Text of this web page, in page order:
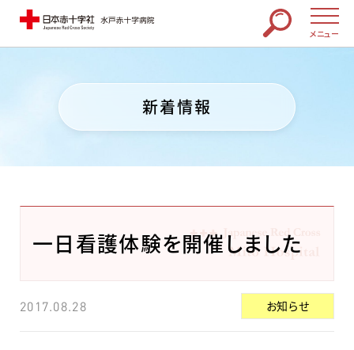
メニュー
新着情報
一日看護体験を開催しました
2017.08.28 お知らせ